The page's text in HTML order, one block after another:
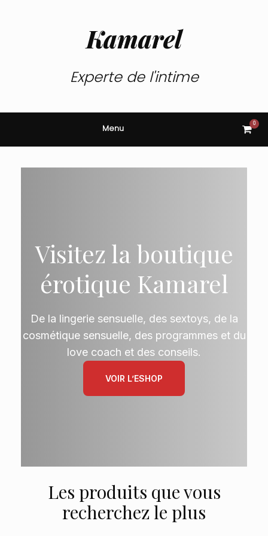
Kamarel
Experte de l'intime
Menu View
cart
0
Visitez la boutique
érotique Kamarel
De la lingerie sensuelle, des sextoys, de la
cosmétique sensuelle, des programmes et du
love coach et des conseils.
VOIR L’ESHOP
Les produits que vous
recherchez le plus